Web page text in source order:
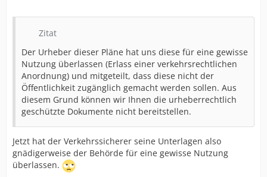
Zitat
Der Urheber dieser Pläne hat uns diese für eine gewisse
Nutzung überlassen (Erlass einer verkehrsrechtlichen
Anordnung) und mitgeteilt, dass diese nicht der
Öffentlichkeit zugänglich gemacht werden sollen. Aus
diesem Grund können wir Ihnen die urheberrechtlich
geschützte Dokumente nicht bereitstellen.
Jetzt hat der Verkehrssicherer seine Unterlagen also
gnädigerweise der Behörde für eine gewisse Nutzung
überlassen.